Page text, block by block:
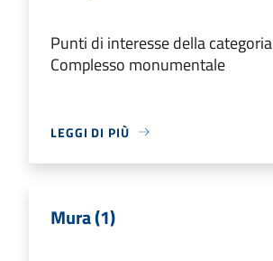
Punti di interesse della categoria
Complesso monumentale
LEGGI DI PIÙ
Mura (1)